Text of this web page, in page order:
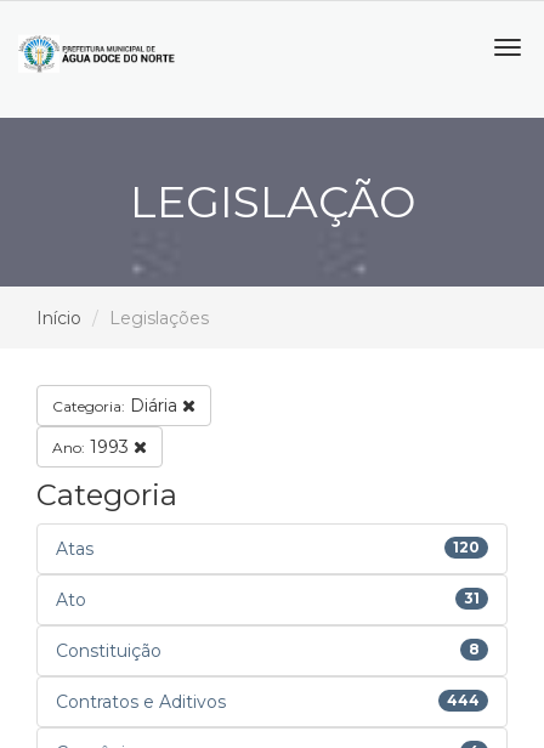
LEGISLAÇÃO
Início Legislações
Categoria: Diária
Ano: 1993
Categoria
Atas 120
Ato 31
Constituição 8
Contratos e Aditivos 444